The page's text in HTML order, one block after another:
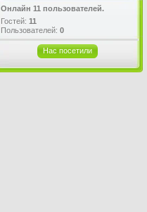
Онлайн 11 пользователей.
Гостей: 11
Пользователей: 0
Нас посетили